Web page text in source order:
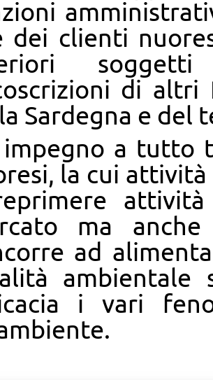
dei clienti
di altri
Sardegna e del
impegno a tutto
la cui
ma
ad
i vari